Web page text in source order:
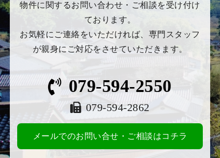
物件に関するお問い合わせ・ご相談を受け付け
ております。
お気軽にご連絡をいただければ、専門スタッフ
が親身にご対応をさせていただきます。
079-594-2550
079-594-2862
メールでのお問い合せ・ご相談はコチラ